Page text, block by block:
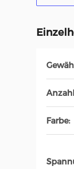
Farbe: